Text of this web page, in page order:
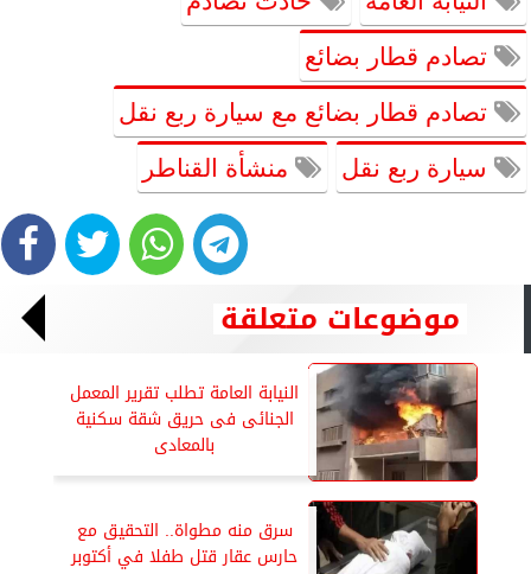
تصادم قطار بضائع
تصادم قطار بضائع مع سيارة ربع نقل
سيارة ربع نقل منشأة القناطر
موضوعات متعلقة
النيابة العامة تطلب تقرير المعمل
الجنائى فى حريق شقة سكنية
بالمعادى
سرق منه مطواة.. التحقيق مع
حارس عقار قتل طفلا في أكتوبر